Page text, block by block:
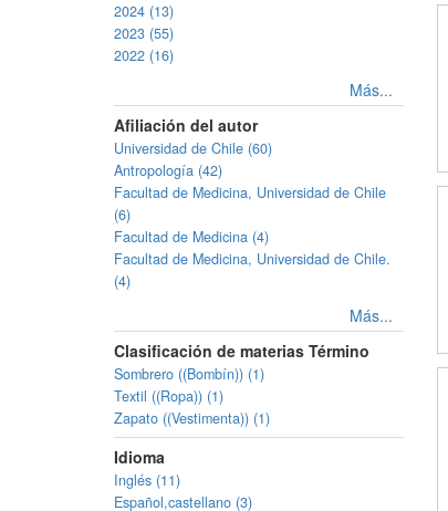
2024 (13)
2023 (55)
2022 (16)
Más...
Afiliación del autor
Universidad de Chile (60)
Antropología (42)
Facultad de Medicina, Universidad de Chile
(6)
Facultad de Medicina (4)
Facultad de Medicina, Universidad de Chile.
(4)
Más...
Clasificación de materias Término
Sombrero ((Bombín)) (1)
Textil ((Ropa)) (1)
Zapato ((Vestimenta)) (1)
Idioma
Inglés (11)
Español,castellano (3)